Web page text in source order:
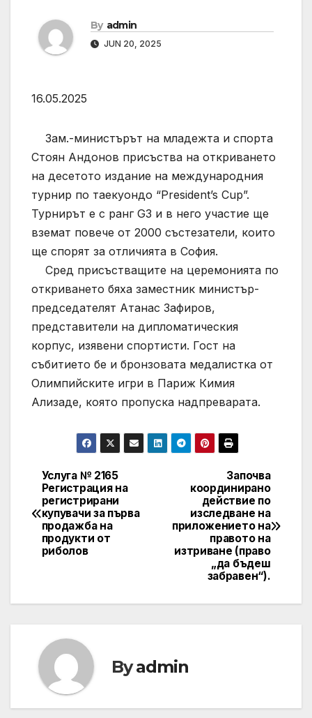
By admin
JUN 20, 2025
16.05.2025
Зам.-министърът на младежта и спорта
Стоян Андонов присъства на откриването
на десетото издание на международния
турнир по таекуондо “President’s Cup”.
Турнирът е с ранг G3 и в него участие ще
вземат повече от 2000 състезатели, които
ще спорят за отличията в София.
Сред присъстващите на церемонията по
откриването бяха заместник министър-
председателят Атанас Зафиров,
представители на дипломатическия
корпус, изявени спортисти. Гост на
събитието бе и бронзовата медалистка от
Олимпийските игри в Париж Кимия
Ализаде, която пропуска надпреварата.
Post
navigation
Започва
координирано
действие по
изследване на
приложението на
правото на
изтриване (право
„да бъдеш
забравен“).
Услуга № 2165
Регистрация на
регистрирани
купувачи за първа
продажба на
продукти от
риболов
Byadmin